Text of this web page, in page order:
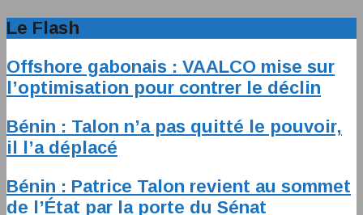
Le Flash
Offshore gabonais : VAALCO mise sur
l’optimisation pour contrer le déclin
Bénin : Talon n’a pas quitté le pouvoir,
il l’a déplacé
Bénin : Patrice Talon revient au sommet
de l’État par la porte du Sénat